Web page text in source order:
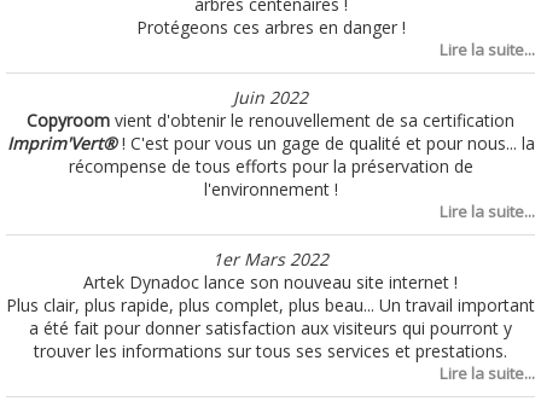
Protégeons ces arbres en danger !
Lire la suite...
Juin 2022
Copyroom vient d'obtenir le renouvellement de sa certification
Imprim'Vert®! C'est pour vous un gage de qualité et pour nous... la
récompense de tous efforts pour la préservation de
l'environnement !
Lire la suite...
1er Mars 2022
Artek Dynadoc lance son nouveau site internet !
Plus clair, plus rapide, plus complet, plus beau... Un travail important
a été fait pour donner satisfaction aux visiteurs qui pourront y
trouver les informations sur tous ses services et prestations.
Lire la suite...